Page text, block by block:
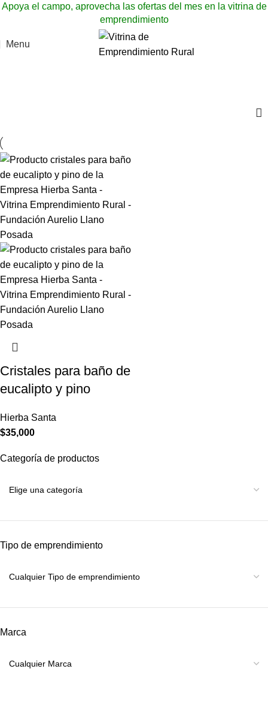
Apoya el campo, aprovecha las ofertas del mes en la vitrina de
emprendimiento
Menu
Categoría de productos
Tipo de emprendimiento
Marca
Cristales para baño de
eucalipto y pino
Hierba Santa
$35,000